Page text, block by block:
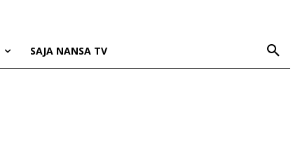
SAJA NANSA TV